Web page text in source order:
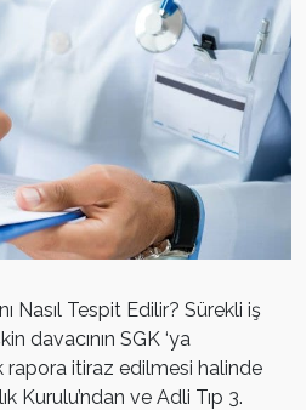
Nasıl Tespit Edilir? Sürekli iş
davacının SGK ‘ya
rapora itiraz edilmesi halinde
Kurulu’ndan ve Adli Tıp 3.